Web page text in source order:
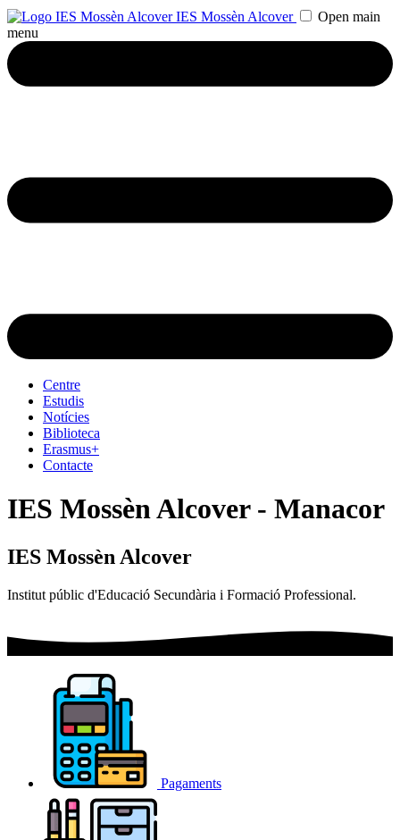
IES Mossèn Alcover
Open main
menu
Centre
Estudis
Notícies
Biblioteca
Erasmus+
Contacte
IES Mossèn Alcover - Manacor
IES Mossèn Alcover
Institut públic d'Educació Secundària i Formació Professional.
Pagaments